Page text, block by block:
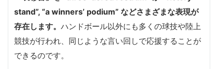
stand”, “a winners’ podium” などさまざまな表現が
存在します。 ハンドボール以外にも多くの球技や陸上
競技が行われ、同じような言い回しで応援することが
できるのです。